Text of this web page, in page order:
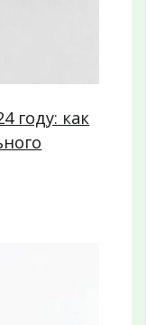
году: как